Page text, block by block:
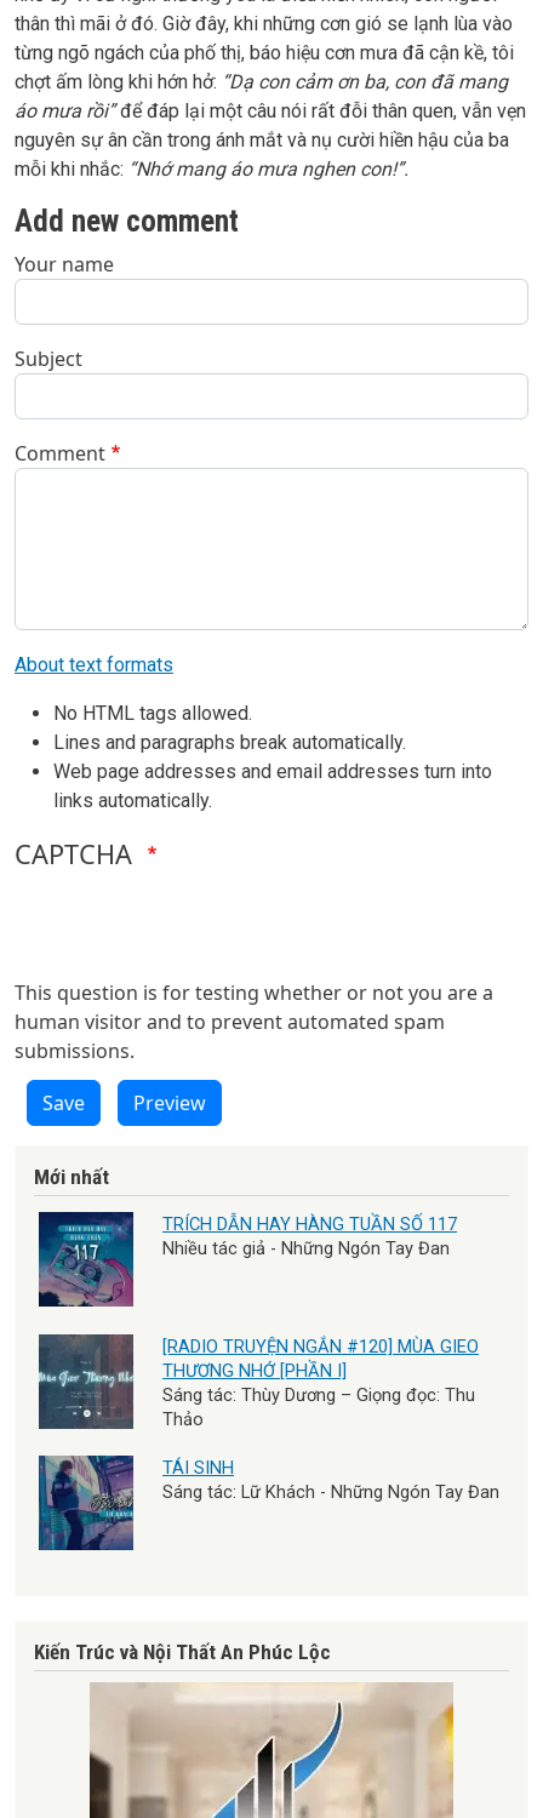
thân thì mãi ở đó. Giờ đây, khi những cơn gió se lạnh lùa vào
từng ngõ ngách của phố thị, báo hiệu cơn mưa đã cận kề, tôi
chợt ấm lòng khi hớn hở: “Dạ con cảm ơn ba, con đã mang
áo mưa rồi”để đáp lại một câu nói rất đỗi thân quen, vẫn vẹn
nguyên sự ân cần trong ánh mắt và nụ cười hiền hậu của ba
mỗi khi nhắc: “Nhớ mang áo mưa nghen con!”.
Add new comment
Your name
Subject
Comment
About text formats
No HTML tags allowed.
Lines and paragraphs break automatically.
Web page addresses and email addresses turn into
links automatically.
CAPTCHA
This question is for testing whether or not you are a
human visitor and to prevent automated spam
submissions.
Save
Preview
Mới nhất
TRÍCH DẪN HAY HÀNG TUẦN SỐ 117
Nhiều tác giả - Những Ngón Tay Đan
[RADIO TRUYỆN NGẮN #120] MÙA GIEO
THƯƠNG NHỚ [PHẦN I]
Sáng tác: Thùy Dương – Giọng đọc: Thu
Thảo
TÁI SINH
Sáng tác: Lữ Khách - Những Ngón Tay Đan
Kiến Trúc và Nội Thất An Phúc Lộc